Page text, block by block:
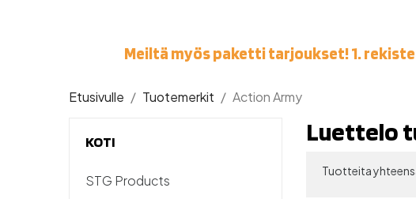
Meiltä myös paketti tarjoukset! 1.
Etusivulle Tuotemerkit Action Army
KOTI
STG Products
Luettelo
Tuotteita